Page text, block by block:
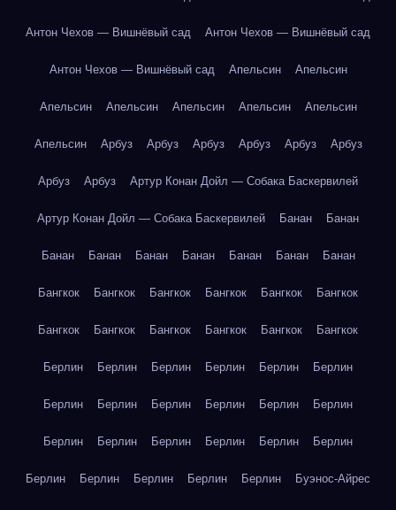
Антон Чехов — Вишнёвый сад Антон Чехов — Вишнёвый сад
Антон Чехов — Вишнёвый сад Апельсин Апельсин
Апельсин Апельсин Апельсин Апельсин Апельсин
Апельсин Арбуз Арбуз Арбуз Арбуз Арбуз Арбуз
Арбуз Арбуз Артур Конан Дойл — Собака Баскервилей
Артур Конан Дойл — Собака Баскервилей Банан Банан
Банан Банан Банан Банан Банан Банан Банан
Бангкок Бангкок Бангкок Бангкок Бангкок Бангкок
Бангкок Бангкок Бангкок Бангкок Бангкок Бангкок
Берлин Берлин Берлин Берлин Берлин Берлин
Берлин Берлин Берлин Берлин Берлин Берлин
Берлин Берлин Берлин Берлин Берлин Берлин
Берлин Берлин Берлин Берлин Берлин Буэнос-Айрес